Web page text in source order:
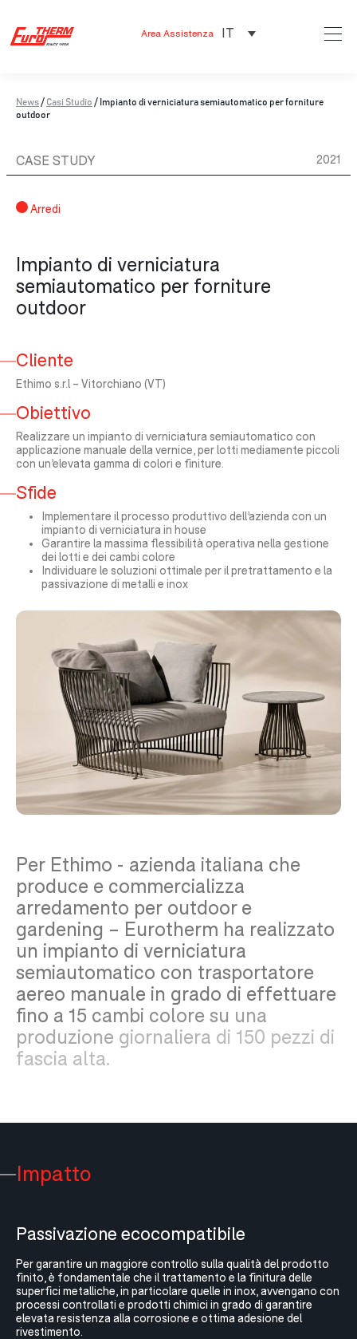
Area Assistenza IT
News / Casi Studio / Impianto di verniciatura semiautomatico per forniture
outdoor
CASE STUDY 2021
Arredi
Impianto di verniciatura
semiautomatico per forniture
outdoor
Cliente
Ethimo s.r.l – Vitorchiano (VT)
Obiettivo
Realizzare un impianto di verniciatura semiautomatico con
applicazione manuale della vernice, per lotti mediamente piccoli
con un’elevata gamma di colori e finiture.
Sfide
Implementare il processo produttivo dell’azienda con un
impianto di verniciatura in house
Garantire la massima flessibilità operativa nella gestione
dei lotti e dei cambi colore
Individuare le soluzioni ottimale per il pretrattamento e la
passivazione di metalli e inox
Per Ethimo - azienda italiana che
produce e commercializza
arredamento per outdoor e
gardening – Eurotherm ha realizzato
un impianto di verniciatura
semiautomatico con trasportatore
aereo manuale in grado di effettuare
fino a 15 cambi colore su una
produzione giornaliera di 150 pezzi di
fascia alta.
Impatto
Passivazione ecocompatibile
Per garantire un maggiore controllo sulla qualità del prodotto
finito, è fondamentale che il trattamento e la finitura delle
superfici metalliche, in particolare quelle in inox, avvengano con
processi controllati e prodotti chimici in grado di garantire
elevata resistenza alla corrosione e ottima adesione del
rivestimento.